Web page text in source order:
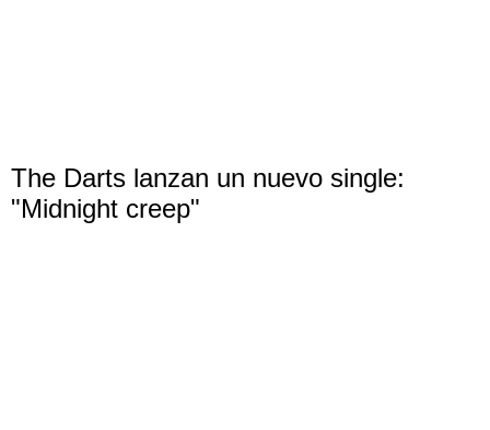
The Darts lanzan un nuevo single:
"Midnight creep"